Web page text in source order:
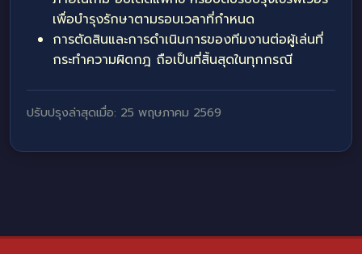
เพื่อบำรุงรักษาตามรอบเวลาที่กำหนด
การตัดสินและการดำเนินการของทีมงานต่อผู้เล่นที่
กระทำความผิดกฎ ถือเป็นที่สิ้นสุดในทุกกรณี
ปรับปรุงล่าสุดเมื่อ: 25 พฤษภาคม 2569